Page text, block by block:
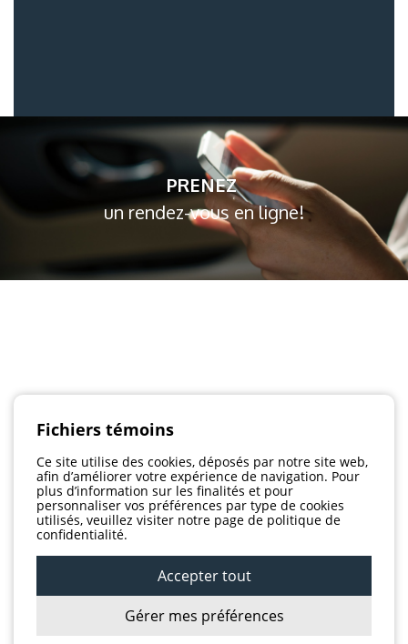
PRENEZ
un rendez-vous en ligne!
Fichiers témoins
Ce site utilise des cookies, déposés par notre site web,
afin d’améliorer votre expérience de navigation. Pour
plus d’information sur les finalités et pour
personnaliser vos préférences par type de cookies
utilisés, veuillez visiter notre page de politique de
confidentialité.
Accepter tout
Gérer mes préférences